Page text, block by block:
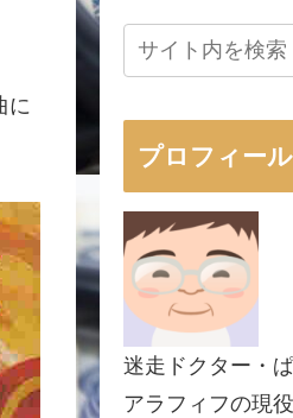
に
プロフィール
迷走ドクター・
アラフィフの現